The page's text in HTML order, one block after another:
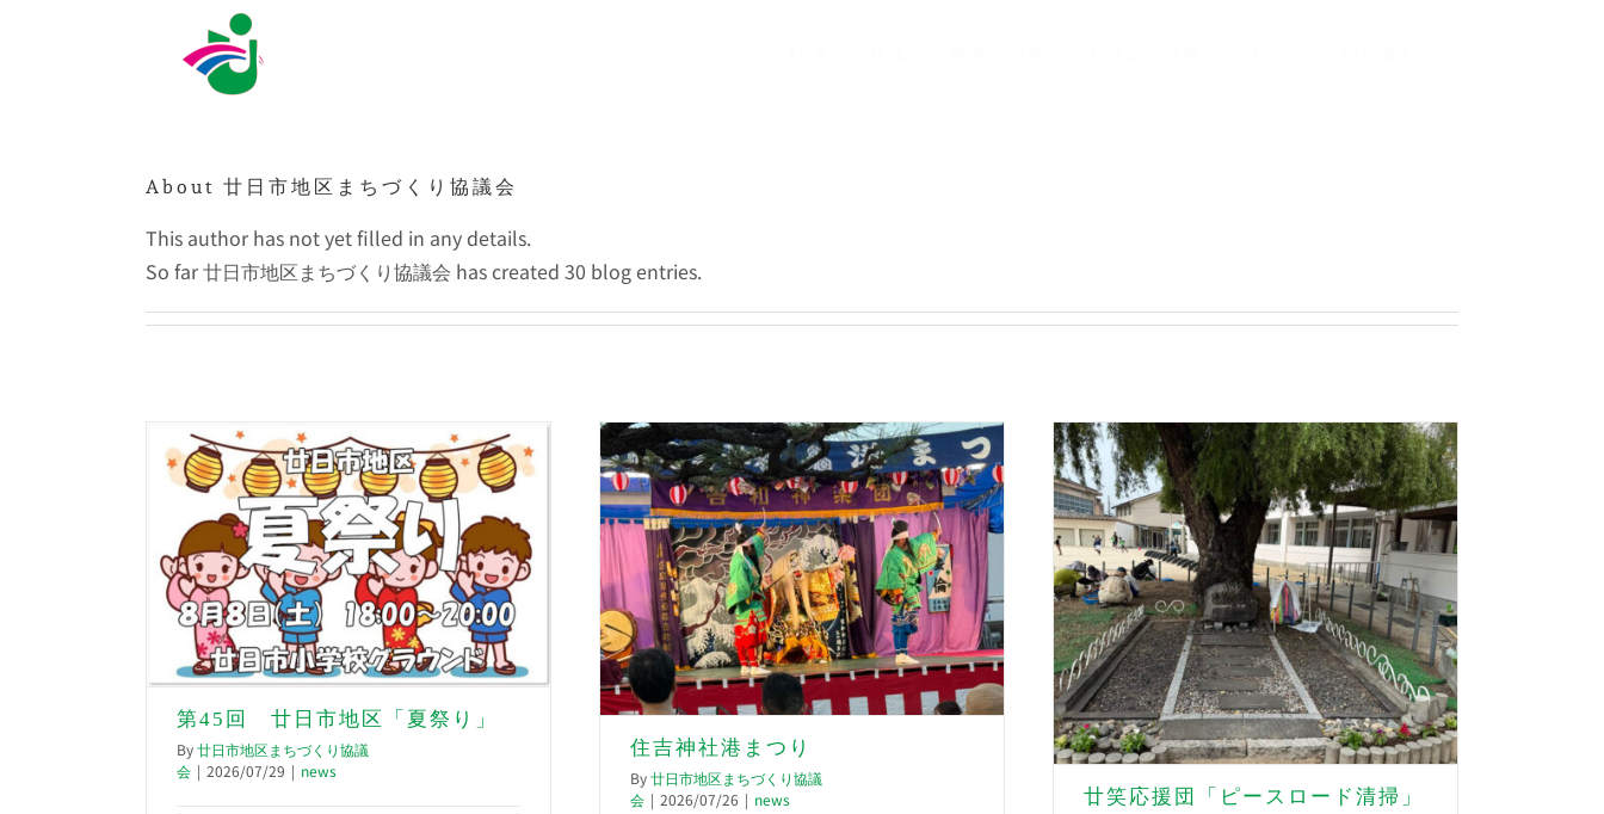
About 廿日市地区まちづくり協議会
This author has not yet filled in any details.
So far 廿日市地区まちづくり協議会 has created 30 blog entries.
第45回 廿日市地区「夏祭り」
By廿日市地区まちづくり協議
会 | 2026/07/29 | news
住吉神社港まつり
By廿日市地区まちづくり協議
会 | 2026/07/26 | news 廿笑応援団「ピースロード清掃」